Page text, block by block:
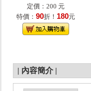
定價：200 元
特價： 90折！ 180元
| 內容簡介 |